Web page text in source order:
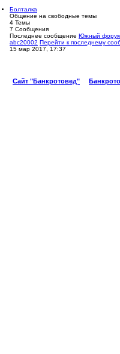
Болталка
Общение на свободные темы
4 Темы
7 Сообщения
Последнее сообщение Южный форум
abc20002 Перейти к последнему
15 мар 2017, 17:37
Сайт "Банкротовед"